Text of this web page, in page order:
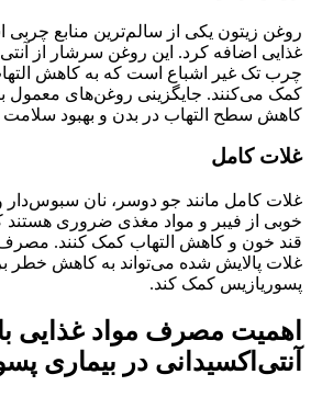
روغن زیتون یکی از سالم‌ترین منابع
غذایی اضافه کرد. این روغن سرشار از
چرب تک غیر اشباع است که به کاهش
کمک می‌کنند. جایگزینی روغن‌های معمول
کاهش سطح التهاب در بدن و بهبود
غلات کامل
غلات کامل مانند جو دوسر، نان سبوس‌دار و
خوبی از فیبر و مواد مغذی ضروری هستند
قند خون و کاهش التهاب کمک کنند.
غلات پالایش شده می‌تواند به کاهش خطر
پسوریازیس کمک کند.
اهمیت مصرف مواد غذایی
آنتی‌اکسیدانی در بیماری